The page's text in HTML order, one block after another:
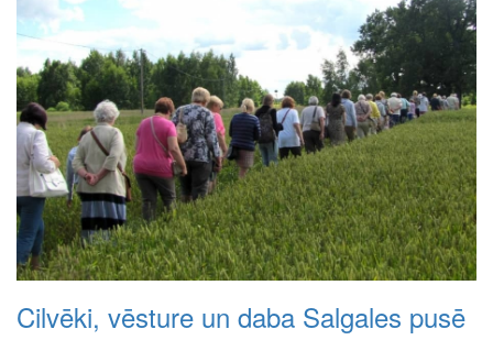
Cilvēki, vēsture un daba Salgales pusē